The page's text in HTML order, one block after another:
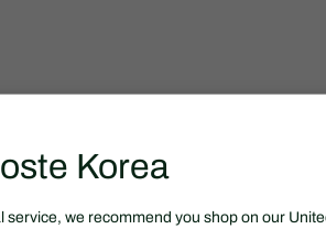
Korea
we recommend you shop on our